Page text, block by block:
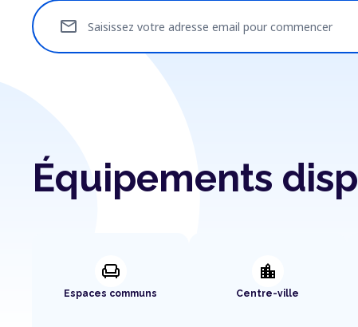
Saisissez votre adresse email pour commencer
mail
Équipements
chair
Espaces communs
location_city
Centre-ville